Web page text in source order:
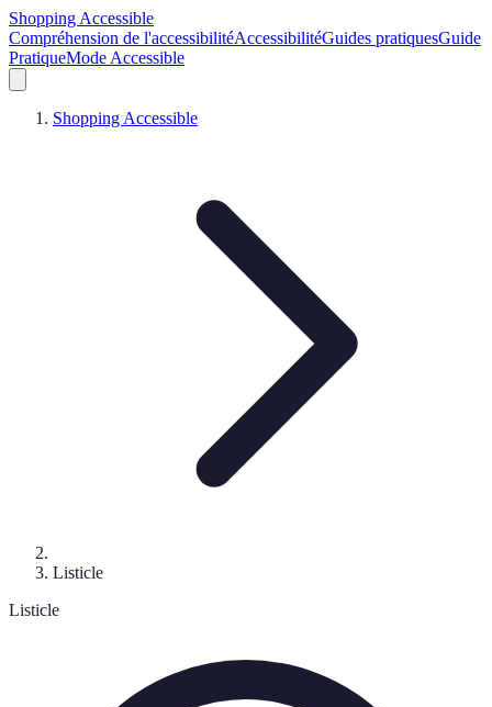
Shopping Accessible
Compréhension de l'accessibilitéAccessibilitéGuides pratiquesGuide
PratiqueMode Accessible
Shopping Accessible
Listicle
Listicle